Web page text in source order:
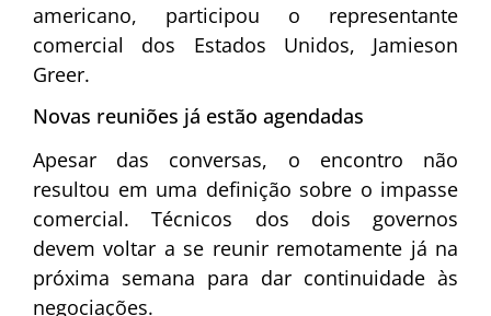
americano, participou o representante
comercial dos Estados Unidos, Jamieson
Greer.
Novas reuniões já estão agendadas
Apesar das conversas, o encontro não
resultou em uma definição sobre o impasse
comercial. Técnicos dos dois governos
devem voltar a se reunir remotamente já na
próxima semana para dar continuidade às
negociações.